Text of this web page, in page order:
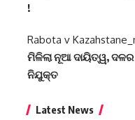
!
Rabota v
ମିଳିଲା ନୂଆ ଦାୟିତ୍ୱ, ଦଳର
ନିଯୁକ୍ତ
Latest News